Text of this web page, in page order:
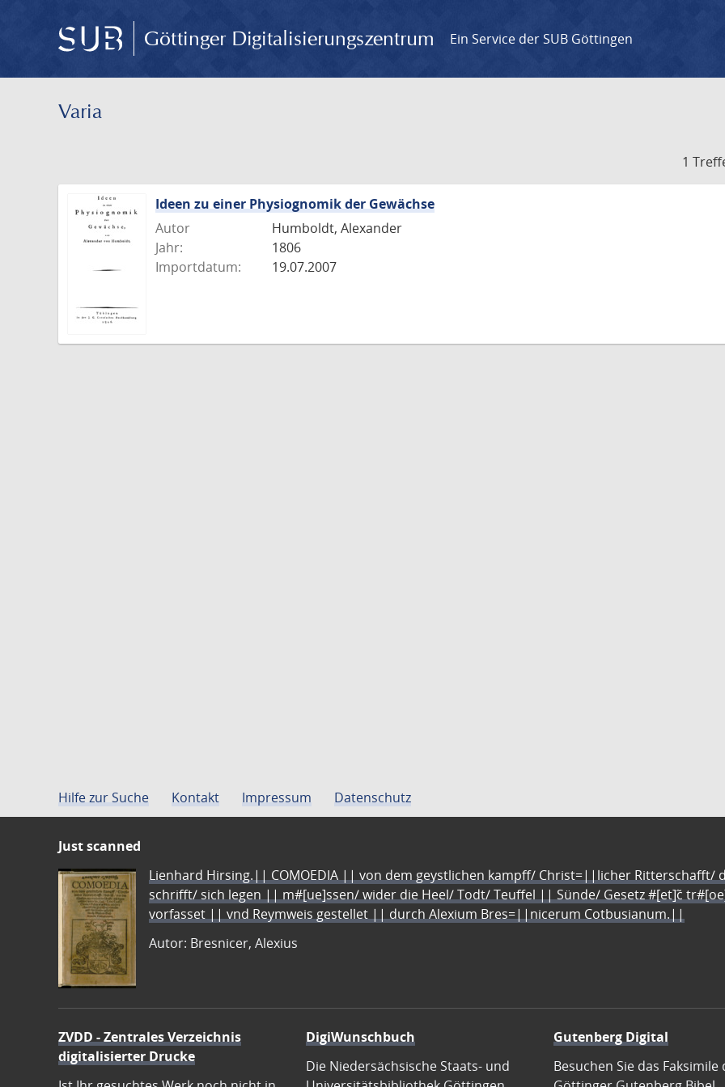
Göttinger Digitalisierungszentrum Ein Service der SUB Göttingen
Varia
1
Ideen zu einer Physiognomik der Gewächse
Autor
Humboldt, Alexander
Jahr:
1806
Importdatum:
19.07.2007
Hilfe zur Suche Kontakt Impressum Datenschutz
Just scanned
Lienhard Hirsing.|| COMOEDIA || von dem geystlichen kampff/ Christ=||licher Ritterschafft/
schrifft/ sich legen || m#[ue]ssen/ wider die Heel/ Todt/ Teuffel || Sünde/ Gesetz #[et]c̃
vorfasset || vnd Reymweis gestellet || durch Alexium Bres=||nicerum Cotbusianum.||
Autor: Bresnicer, Alexius
ZVDD - Zentrales Verzeichnis
digitalisierter Drucke
DigiWunschbuch
Die Niedersächsische Staats- und
Gutenberg Digital
Besuchen Sie das Faksimile